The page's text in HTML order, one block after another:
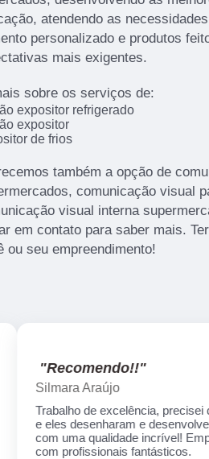
atendendo as
personalizado e produtos
mais exigentes.
sobre os serviços de:
expositor refrigerado
expositor
de frios
também a opção de
comunicação visual
visual interna
em contato para saber mais.
ou seu empreendimento!
Araújo
de excelência, precisei de um
e desenvolveram a peça
qualidade incrível! Empresa séria e
fantásticos.